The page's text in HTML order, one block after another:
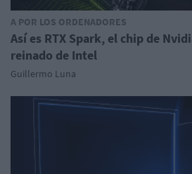
A POR LOS ORDENADORES
Así es RTX Spark, el chip de
reinado de Intel
Guillermo Luna